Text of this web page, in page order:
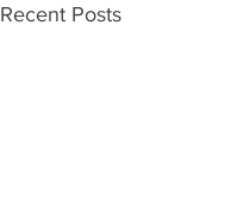
Recent Posts